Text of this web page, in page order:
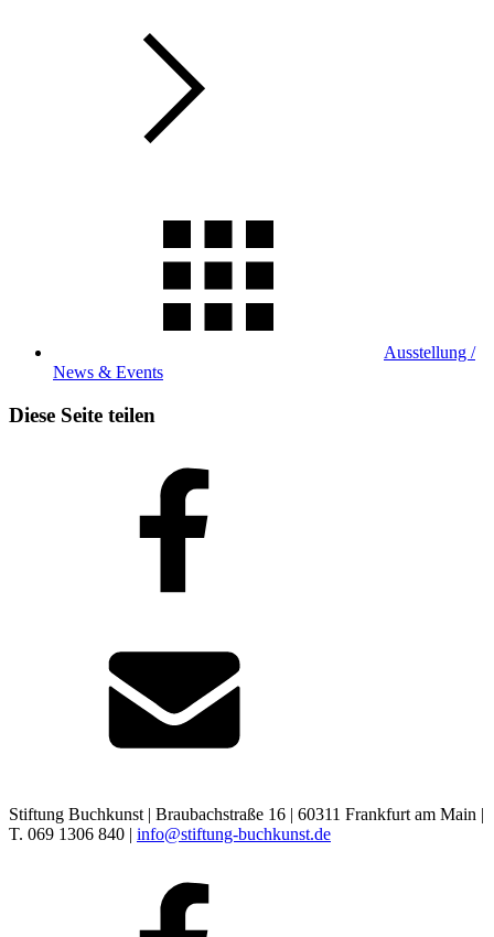
Ausstellung /
News & Events
Diese Seite teilen
Stiftung Buchkunst | Braubachstraße 16 | 60311 Frankfurt am Main |
T. 069 1306 840 | info@stiftung-buchkunst.de